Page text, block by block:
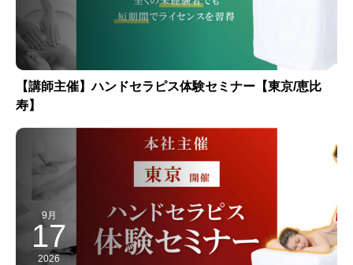
【講師主催】ハンドセラピス体験セミナー【東京/恵比
寿】
9月
17
2026